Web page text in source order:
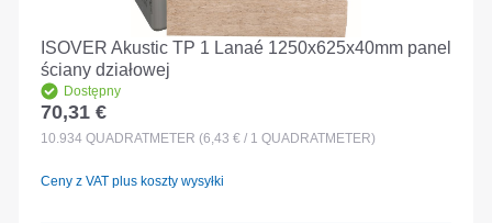
ISOVER Akustic TP 1 Lanaé 1250x625x40mm panel
ściany działowej
Dostępny
Cena regularna:
70,31 €
10.934 QUADRATMETER (6,43 € / 1 QUADRATMETER)
Ceny z VAT plus koszty wysyłki